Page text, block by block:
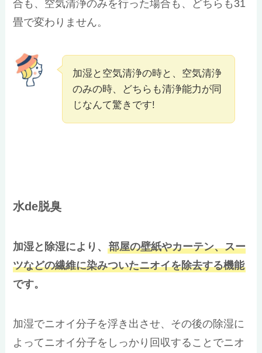
合も、空気清浄のみを行った場合も、どちらも31
畳で変わりません。
加湿と空気清浄の時と、空気清浄
のみの時、どちらも清浄能力が同
じなんて驚きです!
水de脱臭
加湿と除湿により、部屋の壁紙やカーテン、スー
ツなどの繊維に染みついたニオイを除去する機能
です。
加湿でニオイ分子を浮き出させ、その後の除湿に
よってニオイ分子をしっかり回収することでニオ